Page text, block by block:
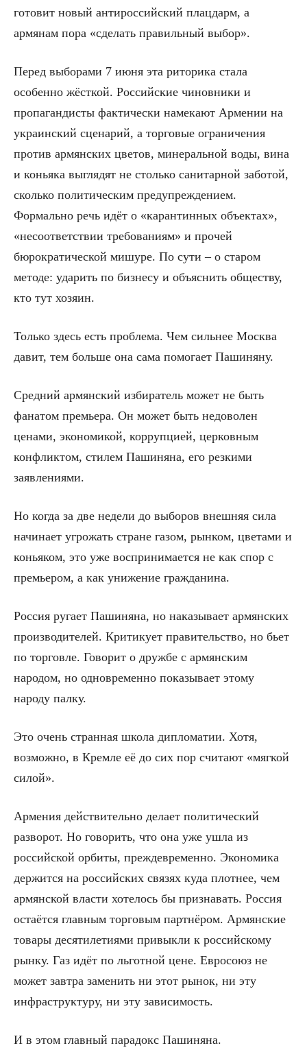
готовит новый антироссийский плацдарм, а
армянам пора «сделать правильный выбор».
Перед выборами 7 июня эта риторика стала
особенно жёсткой. Российские чиновники и
пропагандисты фактически намекают Армении на
украинский сценарий, а торговые ограничения
против армянских цветов, минеральной воды, вина
и коньяка выглядят не столько санитарной заботой,
сколько политическим предупреждением.
Формально речь идёт о «карантинных объектах»,
«несоответствии требованиям» и прочей
бюрократической мишуре. По сути – о старом
методе: ударить по бизнесу и объяснить обществу,
кто тут хозяин.
Только здесь есть проблема. Чем сильнее Москва
давит, тем больше она сама помогает Пашиняну.
Средний армянский избиратель может не быть
фанатом премьера. Он может быть недоволен
ценами, экономикой, коррупцией, церковным
конфликтом, стилем Пашиняна, его резкими
заявлениями.
Но когда за две недели до выборов внешняя сила
начинает угрожать стране газом, рынком, цветами и
коньяком, это уже воспринимается не как спор с
премьером, а как унижение гражданина.
Россия ругает Пашиняна, но наказывает армянских
производителей. Критикует правительство, но бьет
по торговле. Говорит о дружбе с армянским
народом, но одновременно показывает этому
народу палку.
Это очень странная школа дипломатии. Хотя,
возможно, в Кремле её до сих пор считают «мягкой
силой».
Армения действительно делает политический
разворот. Но говорить, что она уже ушла из
российской орбиты, преждевременно. Экономика
держится на российских связях куда плотнее, чем
армянской власти хотелось бы признавать. Россия
остаётся главным торговым партнёром. Армянские
товары десятилетиями привыкли к российскому
рынку. Газ идёт по льготной цене. Евросоюз не
может завтра заменить ни этот рынок, ни эту
инфраструктуру, ни эту зависимость.
И в этом главный парадокс Пашиняна.